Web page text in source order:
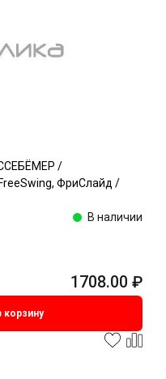
/
ФриСлайд /
В наличии
1708.00 ₽
корзину